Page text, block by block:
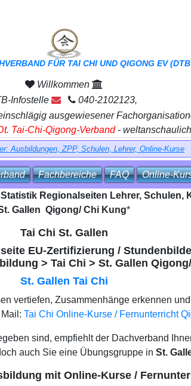
FÜR TAI CHI UND QIGONG EV
Willkommen
Infostelle
040-2102123,
ausgewiesener
Tai-Chi-Qigong-Verband-
Ausbildungen, ZPP, Schulen, Lehrer, Online-Kurse
Fachbereiche FAQ
Regionalseiten Lehrer, Schulen,
Gallen Qigong/ Chi Kung*
Tai Chi St. Gallen
EU-Zertifizierung /
> Tai Chi > St. Gallen
St. Gallen Tai Chi
vertiefen, Zusammenhänge erkennen
Tai Chi Online-Kurse / Fernunterricht
sind, empfiehlt der Dachverband
auch Sie eine Übungsgruppe in St.
mit Online-Kurse /